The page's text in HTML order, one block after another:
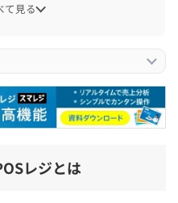
きるPOSかどうか
ード管理に対応しているか
細かい追加料金を1タップで
員割引などの顧客管理機能が
て見る
レジとは